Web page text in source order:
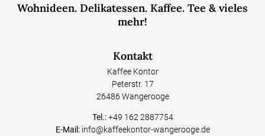
Wohnideen. Delikatessen. Kaffee. Tee & vieles
mehr!
Kontakt
Kaffee Kontor
Peterstr. 17
26486 Wangerooge
Tel.: +49 162 2887754
E-Mail: info@kaffeekontor-wangerooge.de